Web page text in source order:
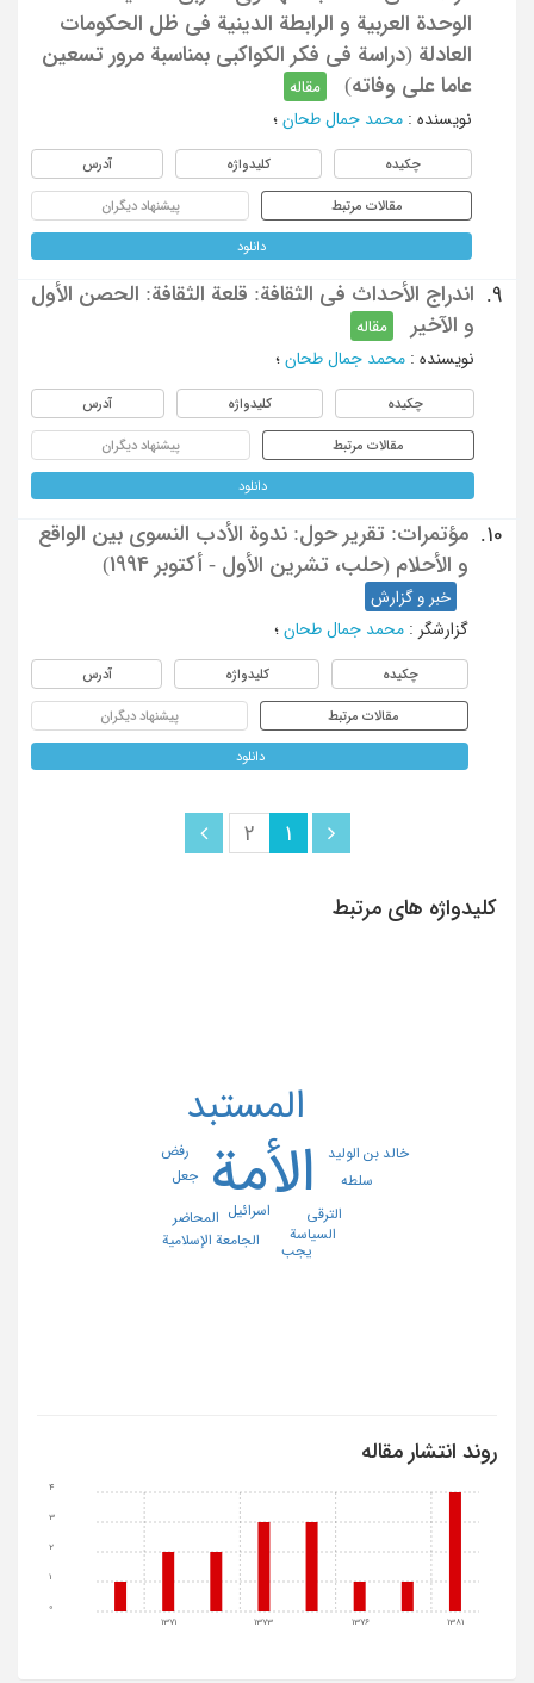
الوحدة العربیة و الرابطة الدینیة فی ظل الحکومات
العادلة (دراسة فی فکر الکواکبی بمناسبة مرور تسعین
عاما علی وفاته)
مقاله
نویسنده : محمد جمال طحان ؛
چکیده کلیدواژه آدرس
مقالات مرتبط پیشنهاد دیگران
دانلود
9.
اندراج الأحداث فی الثقافة: قلعة الثقافة: الحصن الأول
و الآخیر
مقاله
نویسنده : محمد جمال طحان ؛
چکیده کلیدواژه آدرس
مقالات مرتبط پیشنهاد دیگران
دانلود
10.
مؤتمرات: تقریر حول: ندوة الأدب النسوی بین الواقع
و الأحلام (حلب، تشرین الأول - أکتوبر 1994)
خبر و گزارش
گزارشگر : محمد جمال طحان ؛
چکیده کلیدواژه آدرس
مقالات مرتبط پیشنهاد دیگران
دانلود
1
2
کلیدواژه های مرتبط
الأمة
المستبد
اسرائیل
الترقی
الجامعة الإسلامیة
السیاسة
المحاضر
جعل
خالد بن الولید
رفض
سلطه
یجب
روند انتشار مقاله
1371 1373 1376 1381
0
1
2
3
4